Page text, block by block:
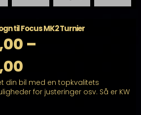
til Focus MK2 Turnier
–
kr. 12.799,00
din bil med en topkvalitets
for justeringer osv. Så er KW